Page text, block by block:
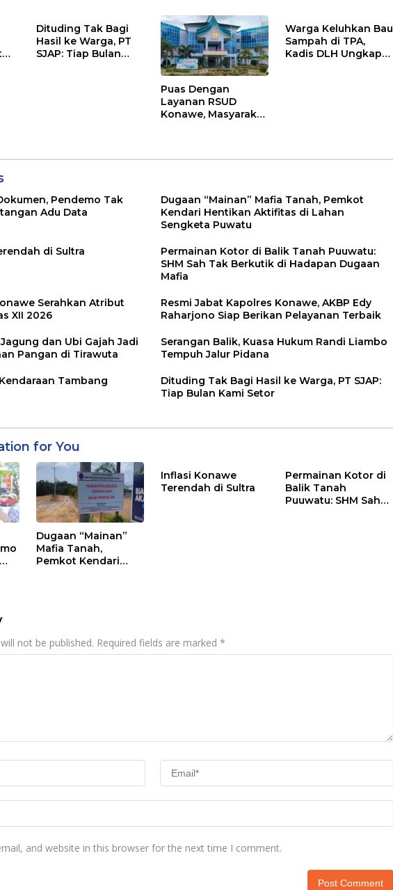
Dituding Tak Bagi
Hasil ke Warga, PT
SJAP: Tiap Bulan
Puas Dengan
Layanan RSUD
Konawe, Masyarakat
Warga Keluhkan Bau
Sampah di TPA,
Kadis DLH Ungkap
Pendemo Tak
Adu Data
Dugaan “Mainan” Mafia Tanah, Pemkot
Kendari Hentikan Aktifitas di Lahan
Sengketa Puwatu
di Sultra
Permainan Kotor di Balik Tanah Puuwatu:
SHM Sah Tak Berkutik di Hadapan Dugaan
Mafia
Serahkan Atribut
XII 2026
Resmi Jabat Kapolres Konawe, AKBP Edy
Raharjono Siap Berikan Pelayanan Terbaik
dan Ubi Gajah Jadi
Pangan di Tirawuta
Serangan Balik, Kuasa Hukum Randi Liambo
Tempuh Jalur Pidana
Tambang
Dituding Tak Bagi Hasil ke Warga, PT SJAP:
Tiap Bulan Kami Setor
for You
Dugaan “Mainan”
Mafia Tanah,
Pemkot Kendari
Inflasi Konawe
Terendah di Sultra
Permainan Kotor di
Balik Tanah
Puuwatu: SHM Sah
not be published. Required fields are marked *
and website in this browser for the next time I comment.